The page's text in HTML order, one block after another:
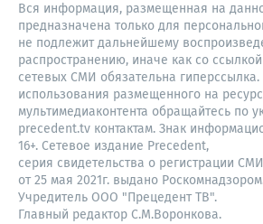
Вся информация, размещенная на
предназначена только для
не подлежит дальнейшему
распространению, иначе как со
сетевых СМИ обязательна
использования размещенного на
мультимедиаконтента обращайтесь по
precedent.tv контактам. Знак
16+. Сетевое издание Precedent,
серия свидетельства о регистрации
от 25 мая 2021г. выдано
Учредитель ООО "Прецедент ТВ".
Главный редактор С.М.Воронкова.